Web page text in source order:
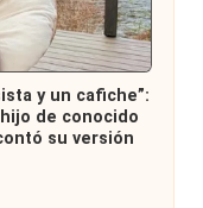
y un cafiche”:
de conocido
su versión